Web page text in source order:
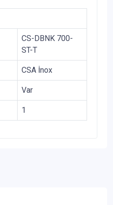
CS-DBNK 700-
ST-T
CSA İnox
Var
1